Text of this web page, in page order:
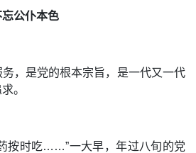
公仆本色
，是党的根本宗旨，是一代又一代
。
按时吃……”一大早，年过八旬的党